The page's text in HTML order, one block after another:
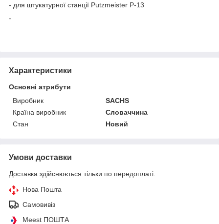
- для штукатурної станції Putzmeister P-13
-
Характеристики
Основні атрибути
Виробник
SACHS
Країна виробник
Словаччина
Стан
Новий
Умови доставки
Доставка здійснюється тільки по передоплаті.
Нова Пошта
Самовивіз
Meest ПОШТА